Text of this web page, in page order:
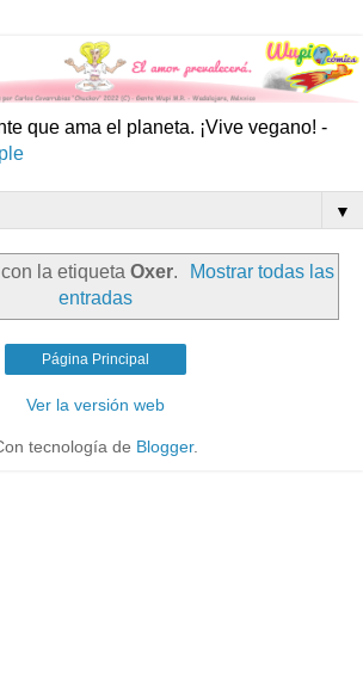
que ama el planeta. ¡Vive vegano! -
▼
la etiqueta Oxer.
Mostrar todas las
entradas
Página Principal
Ver la versión web
tecnología de Blogger.